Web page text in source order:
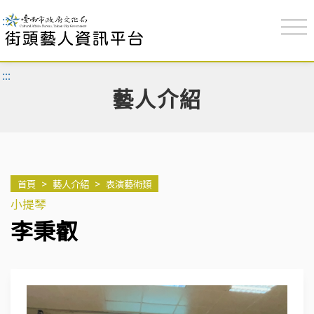
:::
:::
藝人介紹
首頁 > 藝人介紹 > 表演藝術類
小提琴
李秉叡